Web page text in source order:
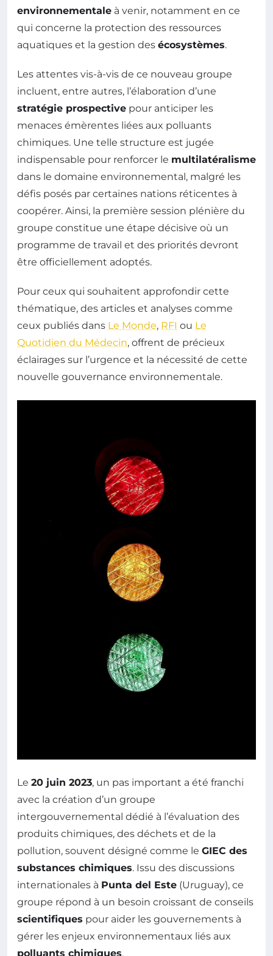
environnementale à venir, notamment en ce
qui concerne la protection des ressources
aquatiques et la gestion des écosystèmes.
Les attentes vis-à-vis de ce nouveau groupe
incluent, entre autres, l’élaboration d’une
stratégie prospective pour anticiper les
menaces émèrentes liées aux polluants
chimiques. Une telle structure est jugée
indispensable pour renforcer le multilatéralisme
dans le domaine environnemental, malgré les
défis posés par certaines nations réticentes à
coopérer. Ainsi, la première session plénière du
groupe constitue une étape décisive où un
programme de travail et des priorités devront
être officiellement adoptés.
Pour ceux qui souhaitent approfondir cette
thématique, des articles et analyses comme
ceux publiés dans Le Monde, RFI ou Le
Quotidien du Médecin, offrent de précieux
éclairages sur l’urgence et la nécessité de cette
nouvelle gouvernance environnementale.
Le 20 juin 2023, un pas important a été franchi
avec la création d’un groupe
intergouvernemental dédié à l’évaluation des
produits chimiques, des déchets et de la
pollution, souvent désigné comme le GIEC des
substances chimiques. Issu des discussions
internationales à Punta del Este (Uruguay), ce
groupe répond à un besoin croissant de conseils
scientifiques pour aider les gouvernements à
gérer les enjeux environnementaux liés aux
polluants chimiques.